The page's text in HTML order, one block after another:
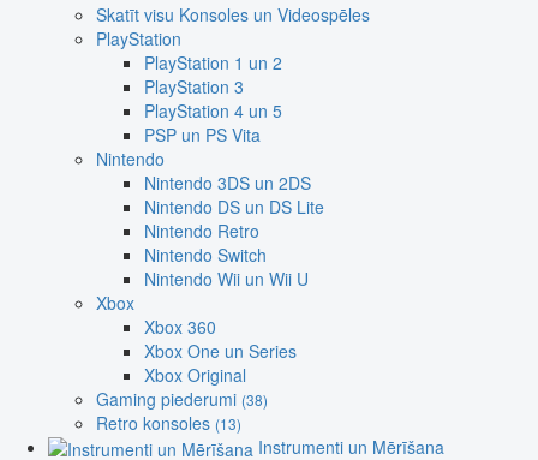
Skatīt visu Konsoles un Videospēles
PlayStation
PlayStation 1 un 2
PlayStation 3
PlayStation 4 un 5
PSP un PS Vita
Nintendo
Nintendo 3DS un 2DS
Nintendo DS un DS Lite
Nintendo Retro
Nintendo Switch
Nintendo Wii un Wii U
Xbox
Xbox 360
Xbox One un Series
Xbox Original
Gaming piederumi (38)
Retro konsoles (13)
Instrumenti un Mērīšana